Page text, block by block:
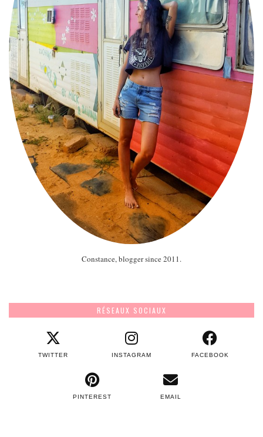
Constance, blogger since 2011.
RÉSEAUX SOCIAUX
TWITTER INSTAGRAM FACEBOOK
PINTEREST EMAIL